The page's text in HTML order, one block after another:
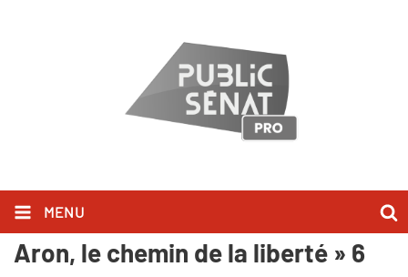
MENU
Avant-première de « Raymond
Aron, le chemin de la liberté » 6